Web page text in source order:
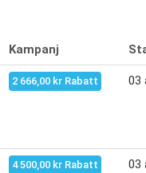
Kampanj
2 666,00 kr Rabatt 03
4 500,00 kr Rabatt 03